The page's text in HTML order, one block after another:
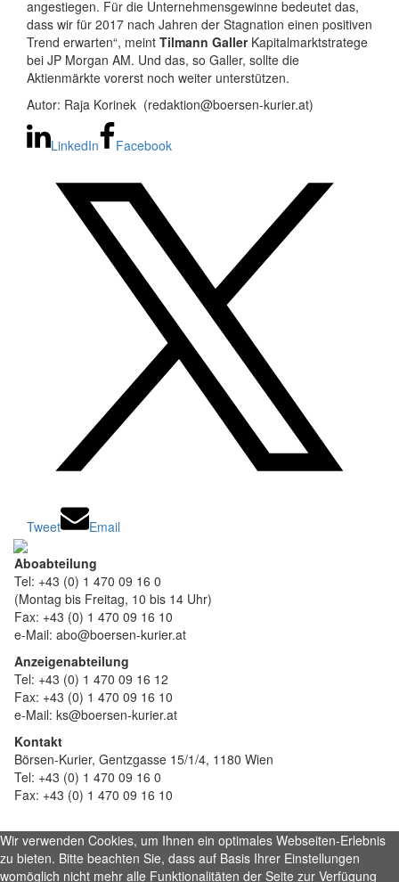
angestiegen. Für die Unternehmensgewinne bedeutet das,
dass wir für 2017 nach Jahren der Stagnation einen positiven
Trend erwarten“, meint Tilmann GallerKapitalmarktstratege
bei JP Morgan AM. Und das, so Galler, sollte die
Aktienmärkte vorerst noch weiter unterstützen.
Autor: Raja Korinek (redaktion@boersen-kurier.at)
LinkedIn Facebook
Tweet Email
Aboabteilung
Tel: +43 (0) 1 470 09 16 0
(Montag bis Freitag, 10 bis 14 Uhr)
Fax: +43 (0) 1 470 09 16 10
e-Mail: abo@boersen-kurier.at
Anzeigenabteilung
Tel: +43 (0) 1 470 09 16 12
Fax: +43 (0) 1 470 09 16 10
e-Mail: ks@boersen-kurier.at
Kontakt
Börsen-Kurier, Gentzgasse 15/1/4, 1180 Wien
Tel: +43 (0) 1 470 09 16 0
Fax: +43 (0) 1 470 09 16 10
Wir verwenden Cookies, um Ihnen ein optimales Webseiten-Erlebnis
zu bieten. Bitte beachten Sie, dass auf Basis Ihrer Einstellungen
womöglich nicht mehr alle Funktionalitäten der Seite zur Verfügung